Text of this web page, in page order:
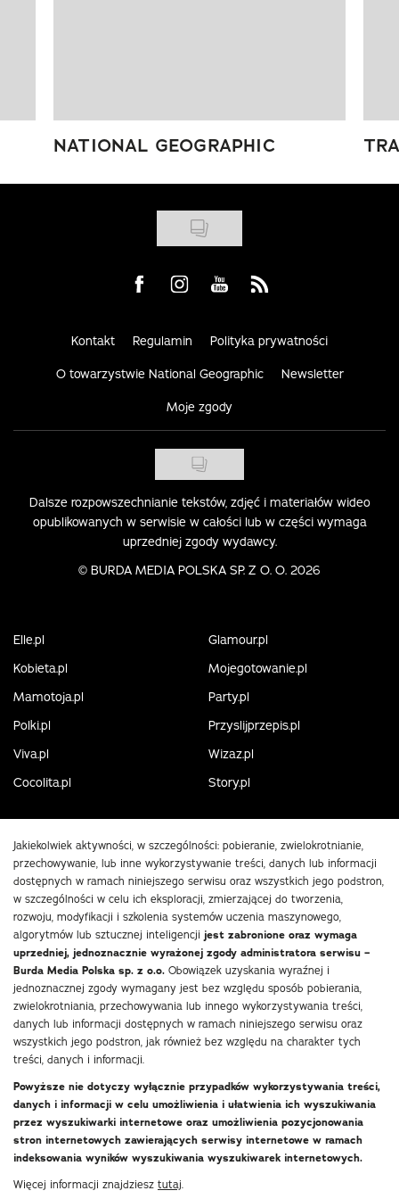
NATIONAL GEOGRAPHIC
Visit us on Facebook
Visit us on Instagram
Visit us on Youtube
Visit us on Rss
Kontakt Regulamin Polityka prywatności
O towarzystwie National Geographic Newsletter
Moje zgody
Dalsze rozpowszechnianie tekstów, zdjęć i materiałów wideo
opublikowanych w serwisie w całości lub w części wymaga
uprzedniej zgody wydawcy.
© BURDA MEDIA POLSKA SP. Z O. O. 2026
Elle.pl
Glamour.pl
Kobieta.pl
Mojegotowanie.pl
Mamotoja.pl
Party.pl
Polki.pl
Przyslijprzepis.pl
Viva.pl
Wizaz.pl
Cocolita.pl
Story.pl
Jakiekolwiek aktywności, w szczególności: pobieranie, zwielokrotnianie,
przechowywanie, lub inne wykorzystywanie treści, danych lub informacji
dostępnych w ramach niniejszego serwisu oraz wszystkich jego podstron,
w szczególności w celu ich eksploracji, zmierzającej do tworzenia,
rozwoju, modyfikacji i szkolenia systemów uczenia maszynowego,
algorytmów lub sztucznej inteligencji jest zabronione oraz wymaga
uprzedniej, jednoznacznie wyrażonej zgody administratora serwisu –
Burda Media Polska sp. z o.o. Obowiązek uzyskania wyraźnej i
jednoznacznej zgody wymagany jest bez względu sposób pobierania,
zwielokrotniania, przechowywania lub innego wykorzystywania treści,
danych lub informacji dostępnych w ramach niniejszego serwisu oraz
wszystkich jego podstron, jak również bez względu na charakter tych
treści, danych i informacji.
Powyższe nie dotyczy wyłącznie przypadków wykorzystywania treści,
danych i informacji w celu umożliwienia i ułatwienia ich wyszukiwania
przez wyszukiwarki internetowe oraz umożliwienia pozycjonowania
stron internetowych zawierających serwisy internetowe w ramach
indeksowania wyników wyszukiwania wyszukiwarek internetowych.
Więcej informacji znajdziesz tutaj.